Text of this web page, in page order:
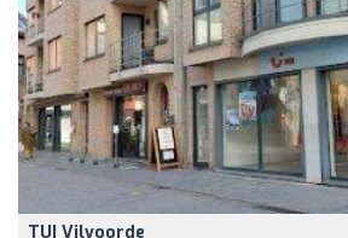
TUI Vilvoorde